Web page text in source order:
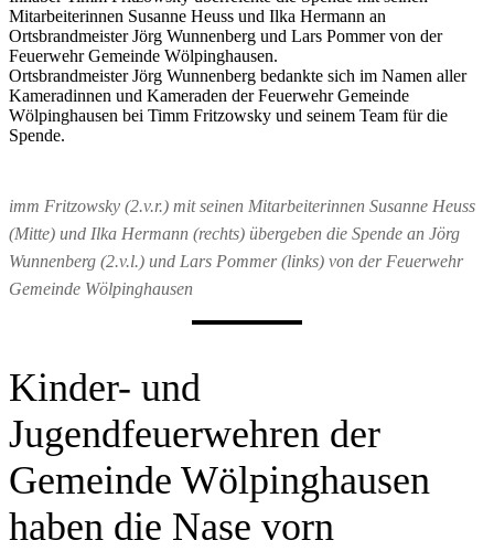
Mitarbeiterinnen Susanne Heuss und Ilka Hermann an
Ortsbrandmeister Jörg Wunnenberg und Lars Pommer von der
Feuerwehr Gemeinde Wölpinghausen.
Ortsbrandmeister Jörg Wunnenberg bedankte sich im Namen aller
Kameradinnen und Kameraden der Feuerwehr Gemeinde
Wölpinghausen bei Timm Fritzowsky und seinem Team für die
Spende.
imm Fritzowsky (2.v.r.) mit seinen Mitarbeiterinnen Susanne Heuss
(Mitte) und Ilka Hermann (rechts) übergeben die Spende an Jörg
Wunnenberg (2.v.l.) und Lars Pommer (links) von der Feuerwehr
Gemeinde Wölpinghausen
Kinder- und
Jugendfeuerwehren der
Gemeinde Wölpinghausen
haben die Nase vorn